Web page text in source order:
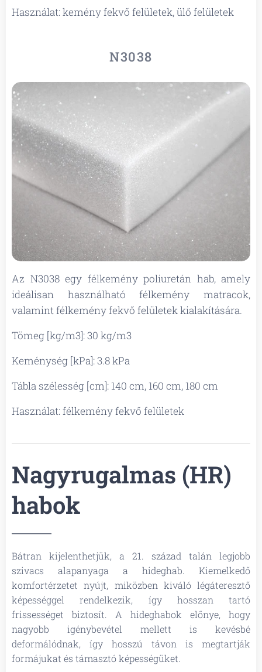
Használat: kemény fekvő felületek, ülő felületek
N3038
Az N3038 egy félkemény poliuretán hab, amely
ideálisan használható félkemény matracok,
valamint félkemény fekvő felületek kialakítására.
Tömeg [kg/m3]: 30 kg/m3
Keménység [kPa]: 3.8 kPa
Tábla szélesség [cm]: 140 cm, 160 cm, 180 cm
Használat: félkemény fekvő felületek
Nagyrugalmas (HR)
habok
Bátran kijelenthetjük, a 21. század talán legjobb
szivacs alapanyaga a hideghab. Kiemelkedő
komfortérzetet nyújt, miközben kiváló légáteresztő
képességgel rendelkezik, így hosszan tartó
frissességet biztosít. A hideghabok előnye, hogy
nagyobb igénybevétel mellett is kevésbé
deformálódnak, így hosszú távon is megtartják
formájukat és támasztó képességüket.